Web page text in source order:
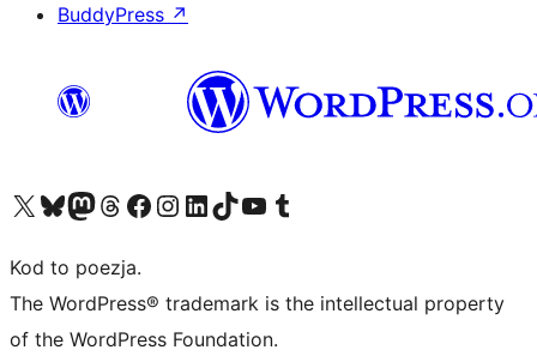
BuddyPress ↗
Odwiedź nasze konto X (dawniej Twitter)
Odwiedź nasze konto Bluesky
Odwiedź nasze konto na Mastodoncie
Odwiedź naszego Threadsa
Odwiedź naszego Facebooka
Odwiedź nasze konto na Instagramie
Odwiedź nasze konto na LinkedIn
Odwiedź naszego TikToka
Odwiedź nasz kanał YouTube
Odwiedź naszego Tumblra
Kod to poezja.
The WordPress® trademark is the intellectual property
of the WordPress Foundation.